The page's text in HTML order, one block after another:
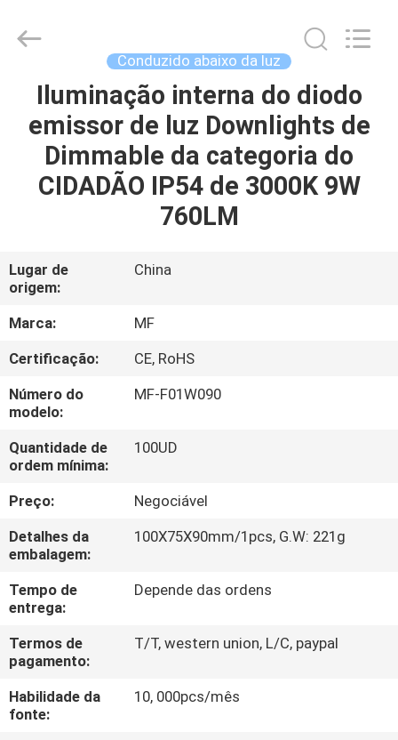
CASA
PRODUTOS
QUEM
SOMOS
EXCURSÃO
DA
FÁBRICA
CONTROLE
DA
QUALIDADE
CONTACTE-
NOS
PEÇA
UMAS
Ming
Conduzido abaixo da luz
Iluminação interna do diodo
emissor de luz Downlights de
Dimmable da categoria do
CIDADÃO IP54 de 3000K 9W
760LM
Lugar de
origem:
China
Marca:
MF
Certificação:
CE, RoHS
Número do
modelo:
MF-F01W090
Quantidade de
ordem mínima:
100UD
Preço:
Negociável
Detalhes da
embalagem:
100X75X90mm/1pcs, G.W: 221g
Tempo de
entrega:
Depende das ordens
Termos de
pagamento:
T/T, western union, L/C, paypal
Habilidade da
fonte:
10, 000pcs/mês